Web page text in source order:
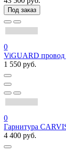
Под заказ
0
ViGUARD
1 550 руб.
0
Гарнитура
4 400 руб.